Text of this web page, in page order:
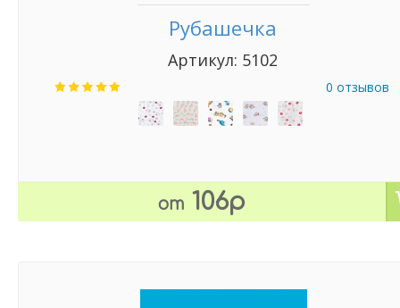
Рубашечка
Артикул: 5102
0 отзывов
от 106р